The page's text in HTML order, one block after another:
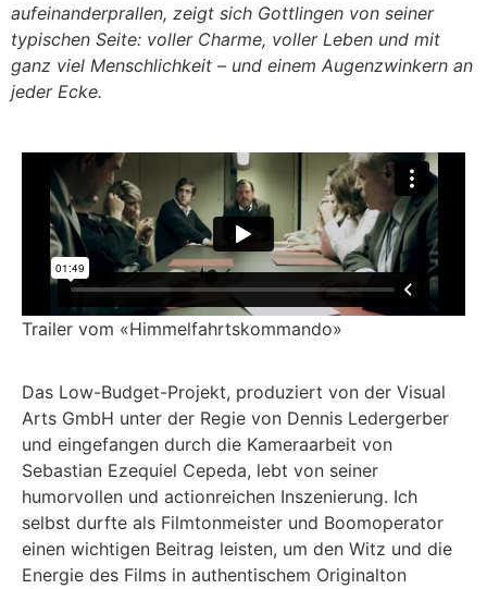
aufeinanderprallen, zeigt sich Gottlingen von seiner
typischen Seite: voller Charme, voller Leben und mit
ganz viel Menschlichkeit – und einem Augenzwinkern an
jeder Ecke.
Trailer vom «Himmelfahrtskommando»
Das Low-Budget-Projekt, produziert von der Visual
Arts GmbH unter der Regie von Dennis Ledergerber
und eingefangen durch die Kameraarbeit von
Sebastian Ezequiel Cepeda, lebt von seiner
humorvollen und actionreichen Inszenierung. Ich
selbst durfte als Filmtonmeister und Boomoperator
einen wichtigen Beitrag leisten, um den Witz und die
Energie des Films in authentischem Originalton